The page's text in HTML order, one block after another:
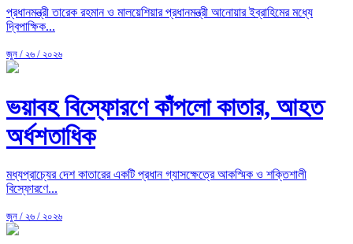
প্রধানমন্ত্রী তারেক রহমান ও মালয়েশিয়ার প্রধানমন্ত্রী আনোয়ার ইব্রাহিমের মধ্যে
দ্বিপাক্ষিক...
জুন / ২৬ / ২০২৬
ভয়াবহ বিস্ফোরণে কাঁপলো কাতার, আহত
অর্ধশতাধিক
মধ্যপ্রাচ্যের দেশ কাতারের একটি প্রধান গ্যাসক্ষেত্রে আকস্মিক ও শক্তিশালী
বিস্ফোরণে...
জুন / ২৬ / ২০২৬